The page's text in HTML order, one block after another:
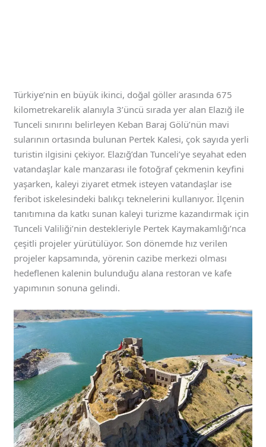
Türkiye’nin en büyük ikinci, doğal göller arasında 675
kilometrekarelik alanıyla 3’üncü sırada yer alan Elazığ ile
Tunceli sınırını belirleyen Keban Baraj Gölü’nün mavi
sularının ortasında bulunan Pertek Kalesi, çok sayıda yerli
turistin ilgisini çekiyor. Elazığ’dan Tunceli’ye seyahat eden
vatandaşlar kale manzarası ile fotoğraf çekmenin keyfini
yaşarken, kaleyi ziyaret etmek isteyen vatandaşlar ise
feribot iskelesindeki balıkçı teknelerini kullanıyor. İlçenin
tanıtımına da katkı sunan kaleyi turizme kazandırmak için
Tunceli Valiliği’nin destekleriyle Pertek Kaymakamlığı’nca
çeşitli projeler yürütülüyor. Son dönemde hız verilen
projeler kapsamında, yörenin cazibe merkezi olması
hedeflenen kalenin bulunduğu alana restoran ve kafe
yapımının sonuna gelindi.